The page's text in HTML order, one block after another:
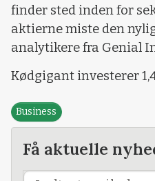
finder sted inden for
aktierne miste den
analytikere fra Genial
Kødgigant investerer
Business
Få aktuelle